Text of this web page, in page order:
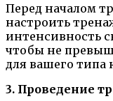
Перед началом
настроить
интенсивность
чтобы не
для вашего типа
3. Проведение